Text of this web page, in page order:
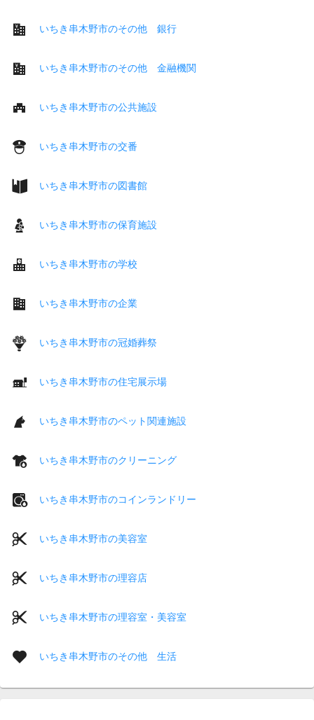
いちき串木野市のその他 銀行
いちき串木野市のその他 金融機関
いちき串木野市の公共施設
いちき串木野市の交番
いちき串木野市の図書館
いちき串木野市の保育施設
いちき串木野市の学校
いちき串木野市の企業
いちき串木野市の冠婚葬祭
いちき串木野市の住宅展示場
いちき串木野市のペット関連施設
いちき串木野市のクリーニング
いちき串木野市のコインランドリー
いちき串木野市の美容室
いちき串木野市の理容店
いちき串木野市の理容室・美容室
いちき串木野市のその他 生活